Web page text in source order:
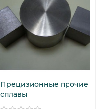
Прецизионные прочие
сплавы